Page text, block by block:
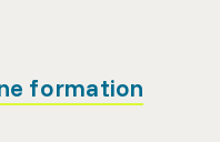
formation